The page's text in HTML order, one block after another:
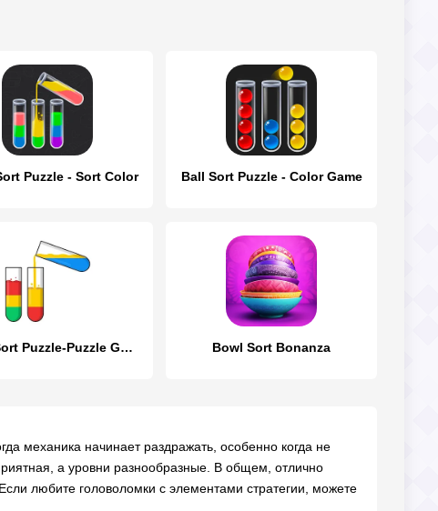
Puzzle - Sort Color Ball Sort Puzzle - Color Game
Color Sort Puzzle-Puzzle Game Bowl Sort Bonanza
механика начинает раздражать, особенно когда не
а уровни разнообразные. В общем, отлично
любите головоломки с элементами стратегии, можете